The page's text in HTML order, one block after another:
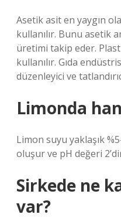
Asetik asit en yaygın
kullanılır. Bunu asetik
üretimi takip eder.
kullanılır. Gıda
düzenleyici ve
Limonda
Limon suyu yaklaşık
oluşur ve pH değeri
Sirkede ne
var?